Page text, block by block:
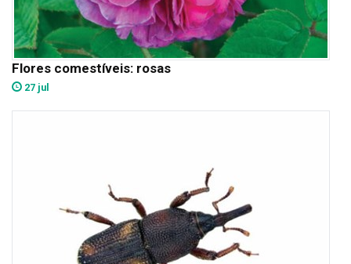
Flores comestíveis: rosas
27 jul